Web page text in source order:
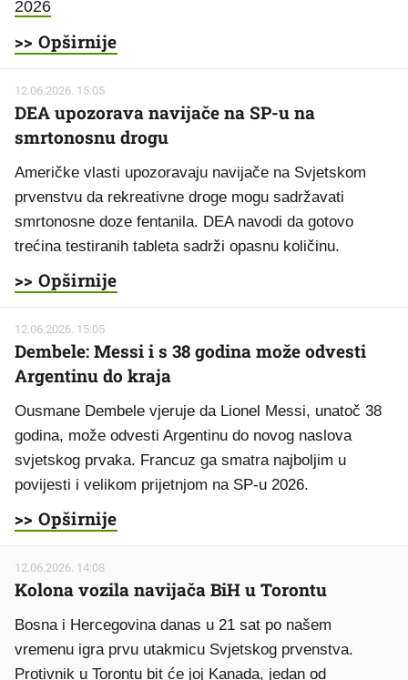
2026
>> Opširnije
12.06.2026. 15:05
DEA upozorava navijače na SP-u na
smrtonosnu drogu
Američke vlasti upozoravaju navijače na Svjetskom
prvenstvu da rekreativne droge mogu sadržavati
smrtonosne doze fentanila. DEA navodi da gotovo
trećina testiranih tableta sadrži opasnu količinu.
>> Opširnije
12.06.2026. 15:05
Dembele: Messi i s 38 godina može odvesti
Argentinu do kraja
Ousmane Dembele vjeruje da Lionel Messi, unatoč 38
godina, može odvesti Argentinu do novog naslova
svjetskog prvaka. Francuz ga smatra najboljim u
povijesti i velikom prijetnjom na SP-u 2026.
>> Opširnije
12.06.2026. 14:08
Kolona vozila navijača BiH u Torontu
Bosna i Hercegovina danas u 21 sat po našem
vremenu igra prvu utakmicu Svjetskog prvenstva.
Protivnik u Torontu bit će joj Kanada, jedan od